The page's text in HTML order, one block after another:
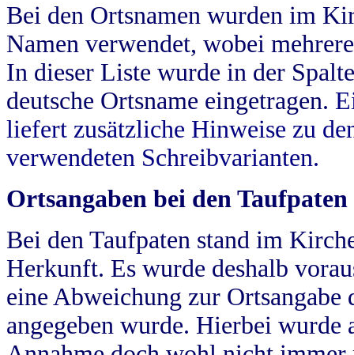
Bei den Ortsnamen wurden im
Namen verwendet, wobei
In dieser Liste wurde in der
deutsche Ortsname eingetragen.
liefert zusätzliche Hinweise zu
verwendeten Schreibvarianten.
Ortsangaben bei den Taufpaten
Bei den Taufpaten stand im
Herkunft. Es wurde deshalb
eine Abweichung zur
angegeben wurde. Hierbei wurde